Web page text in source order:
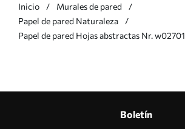
Inicio
Murales de pared
Papel de pared Naturaleza
Papel de pared Hojas abstractas Nr. w02701
Boletín